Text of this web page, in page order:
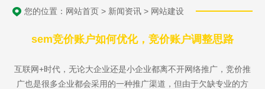
您的位置： 网站首页 > 新闻资讯 > 网站建设
sem竞价账户如何优化，竞价账户调整思路
互联网+时代，无论大企业还是小企业都离不开网络推广，竞价推
广也是很多企业都会采用的一种推广渠道，但由于欠缺专业的方